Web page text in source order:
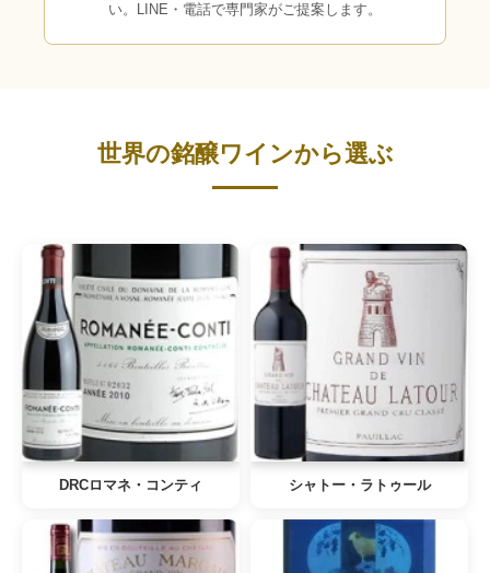
い。LINE・電話で専門家がご提案します。
世界の銘醸ワインから選ぶ
DRCロマネ・コンティ シャトー・ラトゥール